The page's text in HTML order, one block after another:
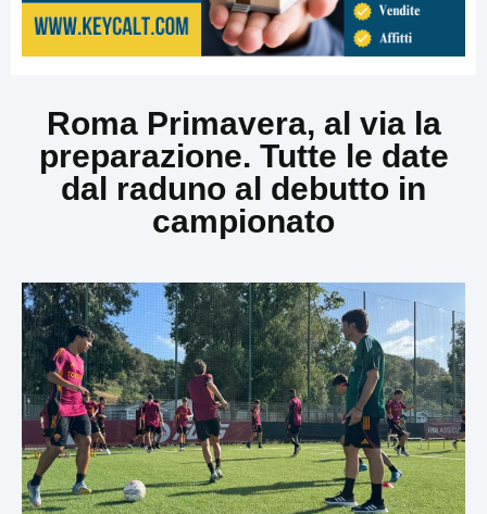
Roma Primavera, al via la
preparazione. Tutte le date
dal raduno al debutto in
campionato